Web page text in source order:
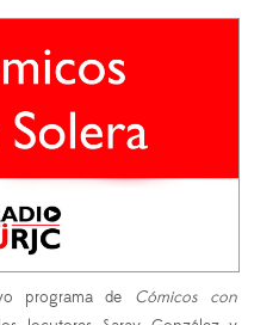
programa de Cómicos con